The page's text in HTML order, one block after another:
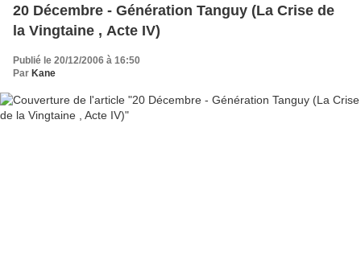
20 Décembre - Génération Tanguy (La Crise de
la Vingtaine , Acte IV)
Publié le 20/12/2006 à 16:50
Par Kane